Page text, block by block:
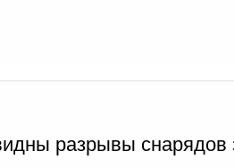
разрывы снарядов